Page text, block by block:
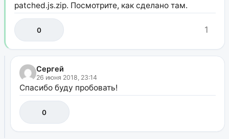
patched.js.zip. Посмотрите, как сделано там.
0 1
Сергей
26 июня 2018, 23:14
Спасибо буду пробовать!
0